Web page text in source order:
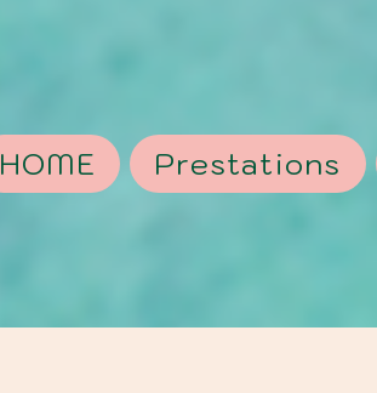
HOME Prestations